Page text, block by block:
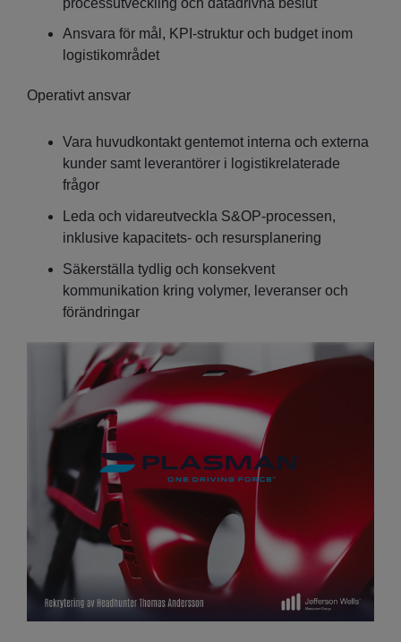
Ansvara för mål, KPI‑struktur och budget inom
logistikområdet
Operativt ansvar
Vara huvudkontakt gentemot interna och externa
kunder samt leverantörer i logistikrelaterade
frågor
Leda och vidareutveckla S&OP‑processen,
inklusive kapacitets‑ och resursplanering
Säkerställa tydlig och konsekvent
kommunikation kring volymer, leveranser och
förändringar